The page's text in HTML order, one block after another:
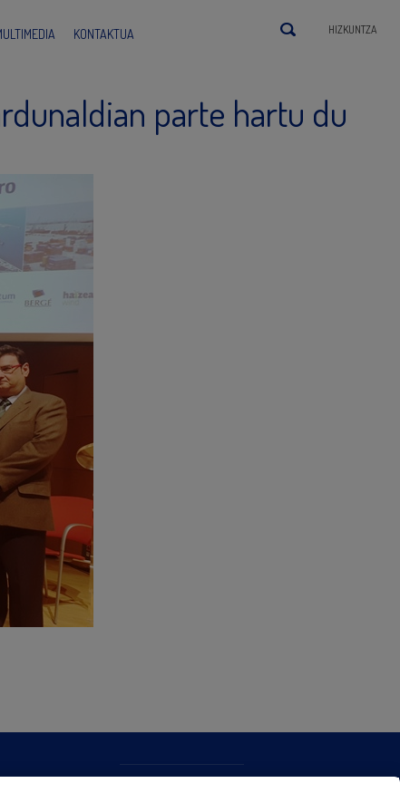
KONTAKTUA HIZKUNTZA
parte hartu du